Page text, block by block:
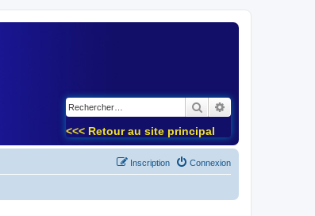
Rechercher
<<< Retour au site principal
Connexion
Inscription